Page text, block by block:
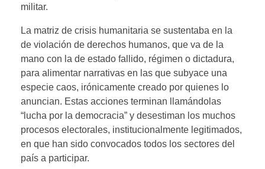
militar.
La matriz de crisis humanitaria se sustentaba en la
de violación de derechos humanos, que va de la
mano con la de estado fallido, régimen o dictadura,
para alimentar narrativas en las que subyace una
especie caos, irónicamente creado por quienes lo
anuncian. Estas acciones terminan llamándolas
“lucha por la democracia” y desestiman los muchos
procesos electorales, institucionalmente legitimados,
en que han sido convocados todos los sectores del
país a participar.